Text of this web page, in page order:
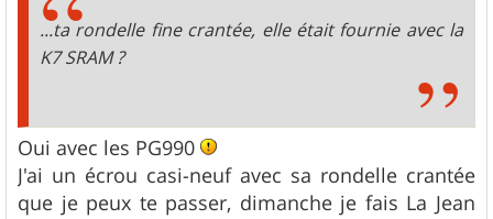
...ta rondelle fine crantée, elle était fournie avec la
K7 SRAM ?
Oui avec les PG990
J'ai un écrou casi-neuf avec sa rondelle crantée
que je peux te passer, dimanche je fais La Jean